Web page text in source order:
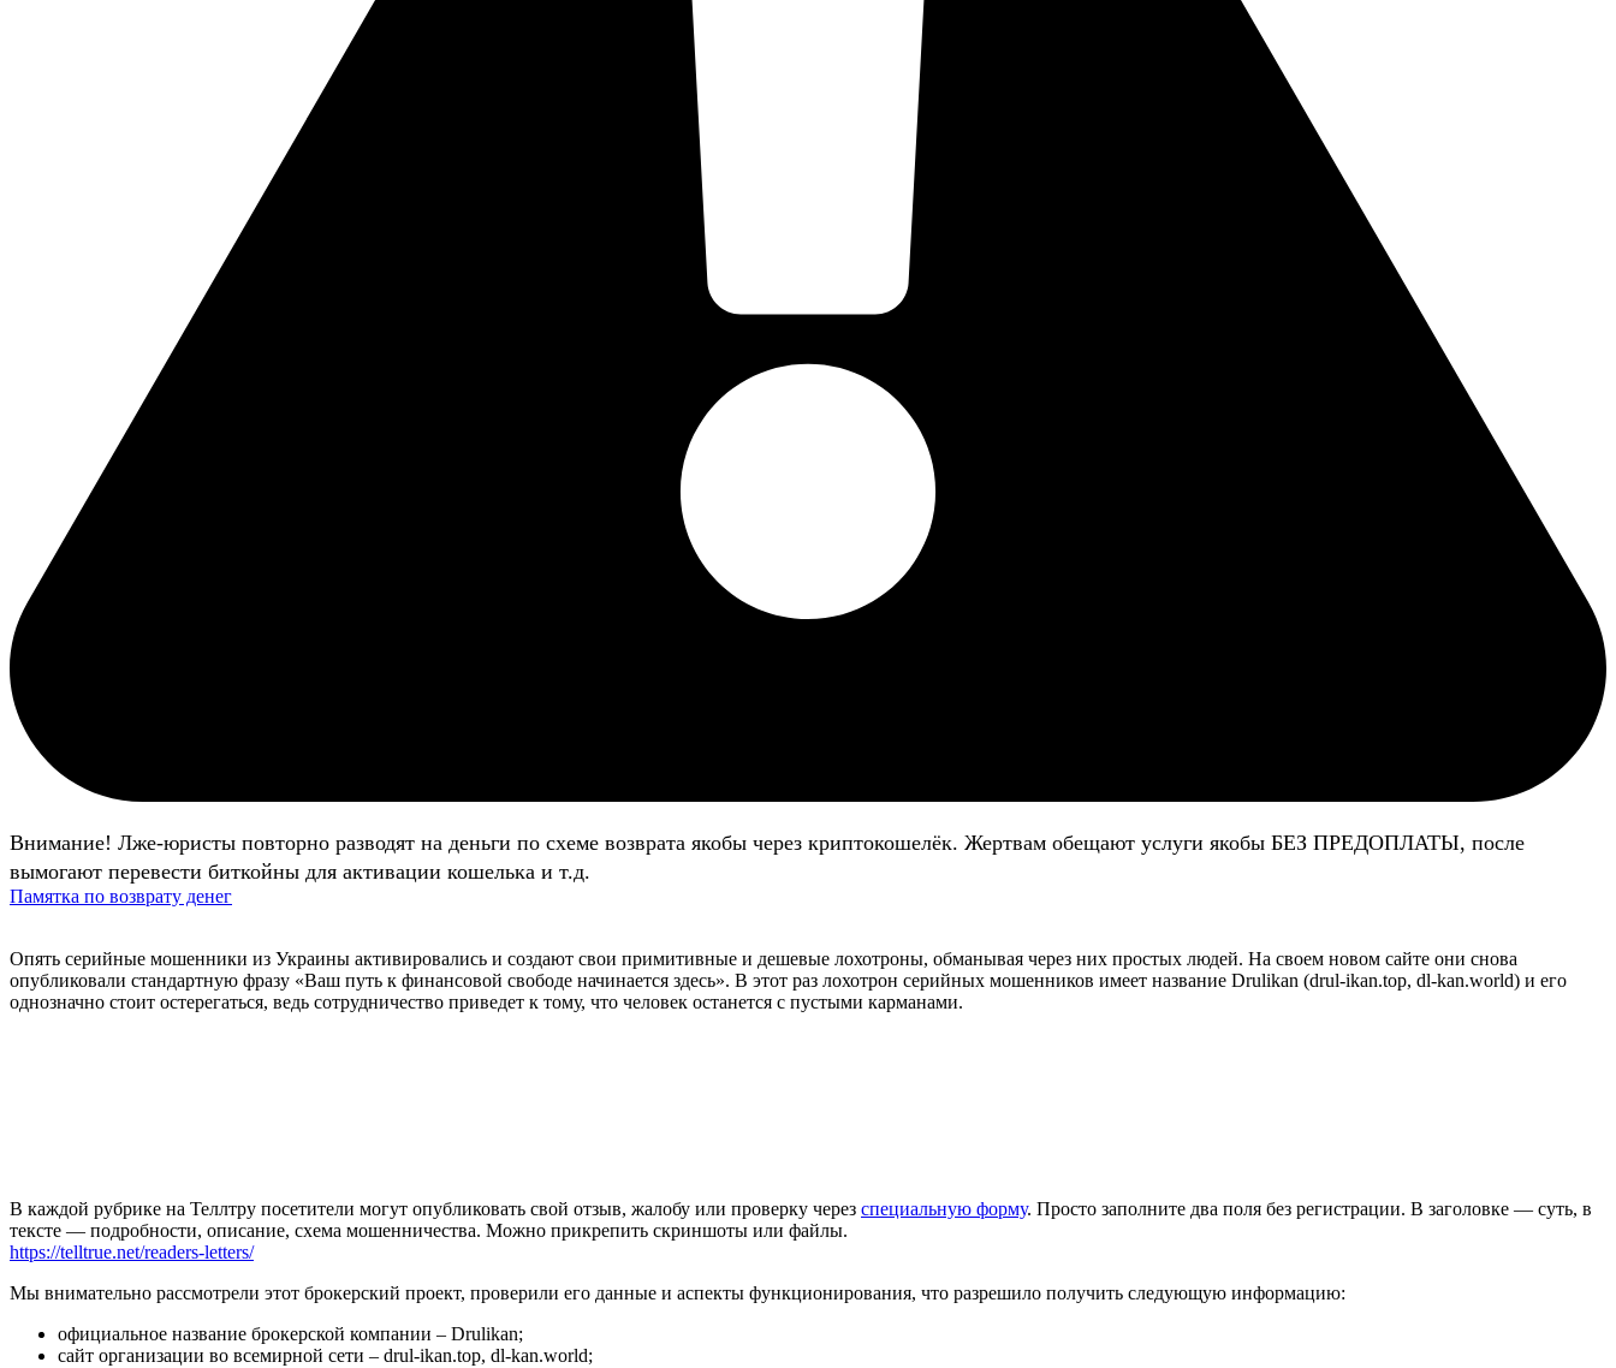
Внимание! Лже-юристы повторно разводят на деньги по схеме возврата якобы через криптокошелёк. Жертвам обещают услуги якобы БЕЗ ПРЕДОПЛАТЫ, после
вымогают перевести биткойны для активации кошелька и т.д.
Памятка по возврату денег
Опять серийные мошенники из Украины активировались и создают свои примитивные и дешевые лохотроны, обманывая через них простых людей. На своем новом сайте они снова
опубликовали стандартную фразу «Ваш путь к финансовой свободе начинается здесь». В этот раз лохотрон серийных мошенников имеет название Drulikan (drul-ikan.top, dl-kan.world) и его
однозначно стоит остерегаться, ведь сотрудничество приведет к тому, что человек останется с пустыми карманами.
В каждой рубрике на Теллтру посетители могут опубликовать свой отзыв, жалобу или проверку через специальную форму. Просто заполните два поля без регистрации. В заголовке — суть, в
тексте — подробности, описание, схема мошенничества. Можно прикрепить скриншоты или файлы.
https://telltrue.net/readers-letters/
Мы внимательно рассмотрели этот брокерский проект, проверили его данные и аспекты функционирования, что разрешило получить следующую информацию:
официальное название брокерской компании – Drulikan;
сайт организации во всемирной сети – drul-ikan.top, dl-kan.world;